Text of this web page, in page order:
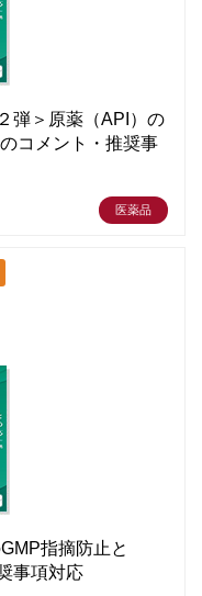
弾＞原薬（API）の
コメント・推奨事
医薬品
指摘防止と
事項対応